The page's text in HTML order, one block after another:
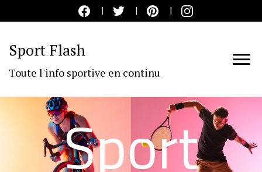
Sport Flash
Toute l'info sportive en continu
Sport